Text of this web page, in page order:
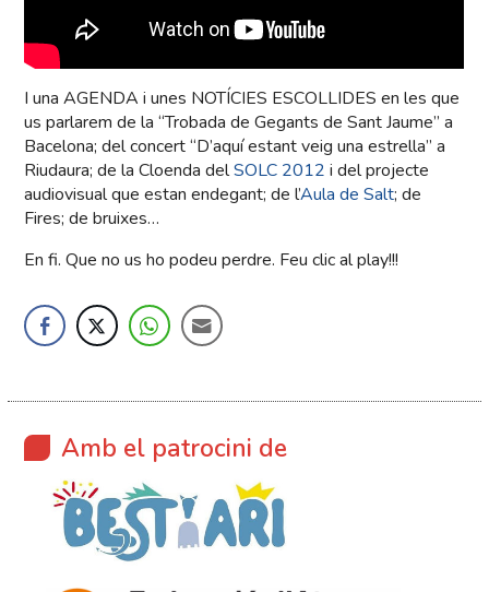
I una AGENDA i unes NOTÍCIES ESCOLLIDES en les que
us parlarem de la “Trobada de Gegants de Sant Jaume” a
Bacelona; del concert “D’aquí estant veig una estrella” a
Riudaura; de la Cloenda delSOLC 2012 i del projecte
audiovisual que estan endegant; de l’Aula de Salt; de
Fires; de bruixes…
En fi. Que no us ho podeu perdre. Feu clic al play!!!
Amb el patrocini de